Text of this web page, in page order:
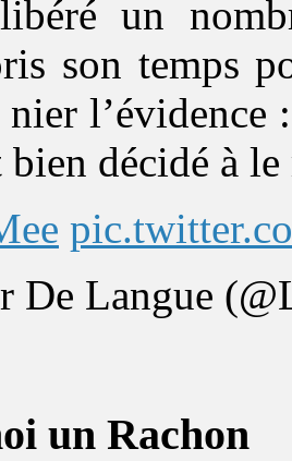
un
son temps
l’évidence
bien décidé à
Langue
un Rachon